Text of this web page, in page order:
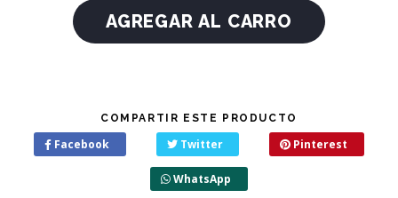
COMPARTIR ESTE PRODUCTO
Facebook Twitter Pinterest
WhatsApp